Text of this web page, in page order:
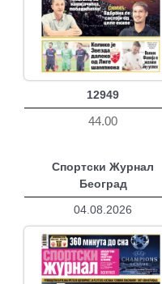
12949
44.00
Спортски Журнал
Београд
04.08.2026